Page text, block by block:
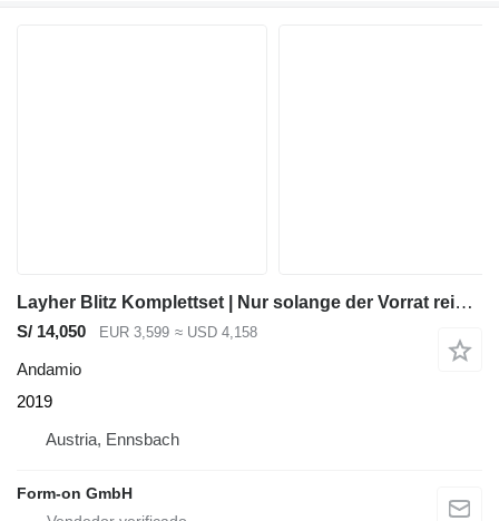
Layher Blitz Komplettset | Nur solange der Vorrat reicht – jetzt dein S
S/ 14,050 EUR 3,599 ≈ USD 4,158
Andamio
2019
Austria, Ennsbach
Form-on GmbH